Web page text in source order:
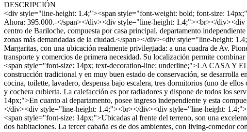
DESCRIPCIÓN
<div style="line-height: 1.4;"><span style="font-weight: bold; font-size:
Ahora: 395.000.-</span></div><div style="line-height: 1.4;"><br></
centro de Bariloche, compuesta por casa principal, departamento
zonas más demandadas de la ciudad.</span></div><div style="line-height:
Margaritas, con una ubicación realmente privilegiada: a una cuadra de Av.
transporte y comercios de primera necesidad. Su localización permite
<span style="font-size: 14px; text-decoration-line: underline;">LA CASA Y
construcción tradicional y en muy buen estado de conservación, se desarrolla
cocina, toilette, lavadero, despensa bajo escalera, tres dormitorios (uno de
y cochera cubierta. La calefacción es por radiadores y dispone de todos los
14px;">En cuanto al departamento, posee ingreso independiente y esta
</div><div style="line-height: 1.4;"><br></div><div style="line-height:
<span style="font-size: 14px;">Ubicadas al frente del terreno, son una
dos habitaciones. La tercer cabaña es de dos ambientes, con living-comedor